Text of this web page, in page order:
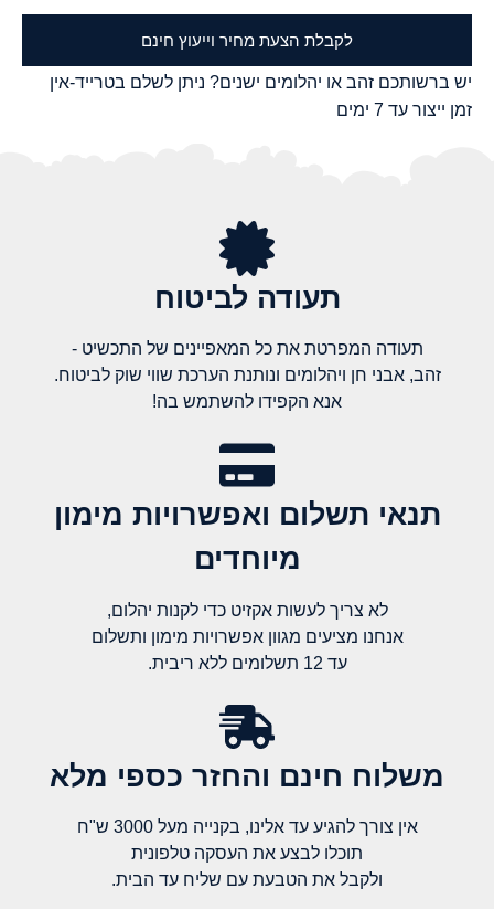
לקבלת הצעת מחיר וייעוץ חינם
יש ברשותכם זהב או יהלומים ישנים? ניתן לשלם בטרייד-אין
זמן ייצור עד 7 ימים
תעודה לביטוח
תעודה המפרטת את כל המאפיינים של התכשיט -
זהב, אבני חן ויהלומים ונותנת הערכת שווי שוק לביטוח.
אנא הקפידו להשתמש בה!
תנאי תשלום ואפשרויות מימון
מיוחדים
לא צריך לעשות אקזיט כדי לקנות יהלום,
אנחנו מציעים מגוון אפשרויות מימון ותשלום
עד 12 תשלומים ללא ריבית.
משלוח חינם והחזר כספי מלא​
אין צורך להגיע עד אלינו, בקנייה מעל 3000 ש"ח
תוכלו לבצע את העסקה טלפונית
ולקבל את הטבעת עם שליח עד הבית.